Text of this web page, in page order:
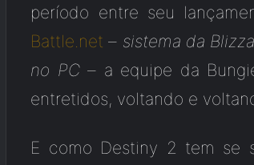
período entre seu
Battle.net – sistema da
no PC– a equipe da
entretidos, voltando e
E como Destiny 2 tem se